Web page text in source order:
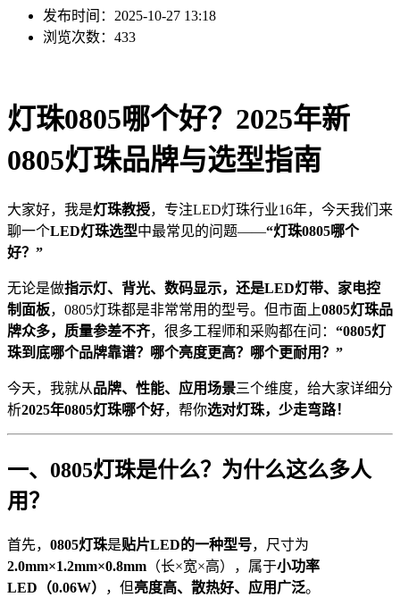
发布时间：2025-10-27 13:18
浏览次数：433
灯珠0805哪个好？2025年新
0805灯珠品牌与选型指南
大家好，我是灯珠教授，专注LED灯珠行业16年，今天我们来
聊一个LED灯珠选型中最常见的问题——“灯珠0805哪个
好？”
无论是做指示灯、背光、数码显示，还是LED灯带、家电控
制面板，0805灯珠都是非常常用的型号。但市面上0805灯珠品
牌众多，质量参差不齐，很多工程师和采购都在问： “0805灯
珠到底哪个品牌靠谱？哪个亮度更高？哪个更耐用？”
今天，我就从品牌、性能、应用场景三个维度，给大家详细分
析2025年0805灯珠哪个好，帮你选对灯珠，少走弯路！
一、0805灯珠是什么？为什么这么多人
用？
首先， 0805灯珠是贴片LED的一种型号，尺寸为
2.0mm×1.2mm×0.8mm （长×宽×高），属于小功率
LED（0.06W）
，但亮度高、散热好、应用广泛。